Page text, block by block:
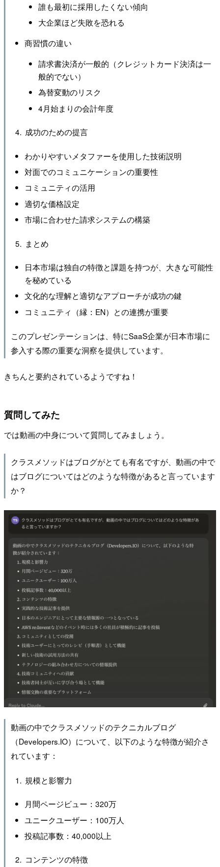
誰も最初に採用したくない傾向
大企業ほど失敗を恐れる
商習慣の違い
請求書決済が一般的（クレジットカード決済は一
般的でない）
為替変動のリスク
4月始まりの会計年度
成功のための提言
わかりやすいメタファーを使用した技術説明
対面でのコミュニケーションの重要性
コミュニティの活用
適切な価格設定
市場に合わせた請求システムの構築
まとめ
日本市場は独自の特徴と課題を持つが、大きな可能性
を秘めている
文化的な理解と適切なアプローチが成功の鍵
コミュニティ（縁：EN）との連携が重要
このプレゼンテーションは、特にSaaS企業が日本市場に
参入する際の重要な洞察を提供しています。
きちんと要約されているようですね！
質問してみた
では動画の中身について質問してみましょう。
クラスメソッドはブログがとても有名ですが、動画の中で
はブログについてはどのような特徴があると言っています
か？
動画の中でクラスメソッドのテクニカルブログ
（Developers.IO）について、以下のような特徴が紹介さ
れています：
規模と影響力
月間ページビュー：320万
ユニークユーザー：100万人
投稿記事数：40,000以上
コンテンツの特徴